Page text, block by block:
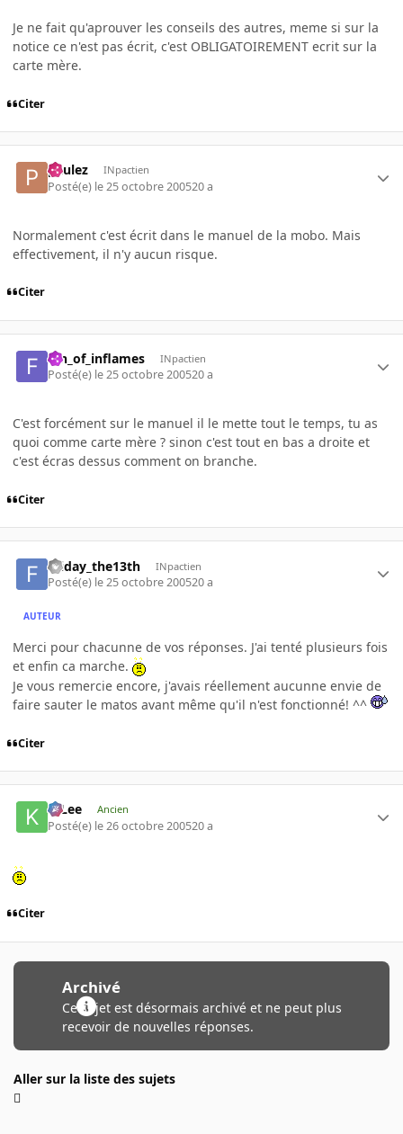
Je ne fait qu'aprouver les conseils des autres, meme si sur la
notice ce n'est pas écrit, c'est OBLIGATOIREMENT ecrit sur la
carte mère.
Citer
paulez INpactien
Posté(e) le 25 octobre 200520 a
Normalement c'est écrit dans le manuel de la mobo. Mais
effectivement, il n'y aucun risque.
Citer
fan_of_inflames INpactien
Posté(e) le 25 octobre 200520 a
C'est forcément sur le manuel il le mette tout le temps, tu as
quoi comme carte mère ? sinon c'est tout en bas a droite et
c'est écras dessus comment on branche.
Citer
Friday_the13th INpactien
Posté(e) le 25 octobre 200520 a
AUTEUR
Merci pour chacunne de vos réponses. J'ai tenté plusieurs fois
et enfin ca marche.
Je vous remercie encore, j'avais réellement aucunne envie de
faire sauter le matos avant même qu'il n'est fonctionné! ^^
Citer
K-Lee Ancien
Posté(e) le 26 octobre 200520 a
Citer
Archivé
Ce sujet est désormais archivé et ne peut plus
recevoir de nouvelles réponses.
Aller sur la liste des sujets